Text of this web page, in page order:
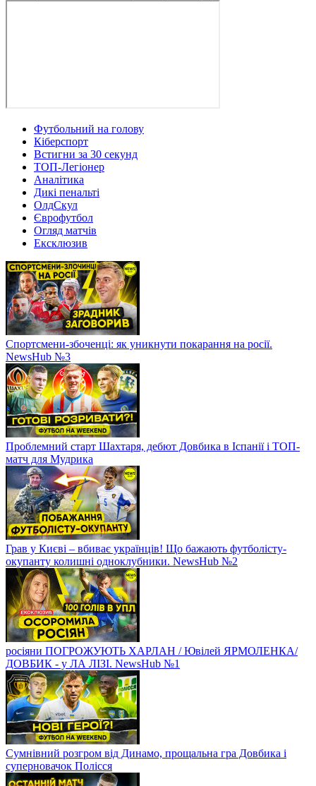
Футбольний на голову
Кіберспорт
Встигни за 30 секунд
ТОП-Легіонер
Аналітика
Дикі пенальті
ОлдСкул
Єврофутбол
Огляд матчів
Ексклюзив
Спортсмени-збоченці: як уникнути покарання на росії.
NewsHub №3
Проблемний старт Шахтаря, дебют Довбика в Іспанії і ТОП-
матч для Мудрика
Грав у Києві – вбиває українців! Що бажають футболісту-
окупанту колишні одноклубники. NewsHub №2
росіяни ПОГРОЖУЮТЬ ХАРЛАН / Ювілей ЯРМОЛЕНКА/
ДОВБИК - у ЛА ЛІЗІ. NewsHub №1
Сумнівний розгром від Динамо, прощальна гра Довбика і
суперновачок Полісся